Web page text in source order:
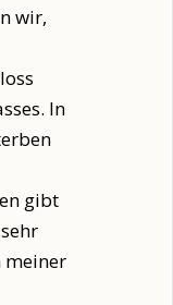
wir,
In
gibt
meiner